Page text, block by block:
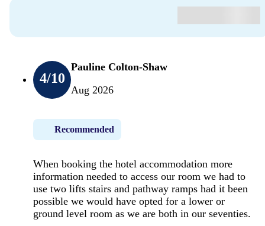
4/10
Pauline Colton-Shaw
Aug 2026
Recommended
When booking the hotel accommodation more
information needed to access our room we had to
use two lifts stairs and pathway ramps had it been
possible we would have opted for a lower or
ground level room as we are both in our seventies.